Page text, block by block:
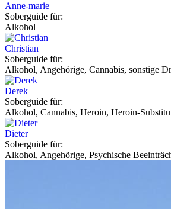
Anne-marie
Soberguide für:
Alkohol
Christian
Soberguide für:
Alkohol, Angehörige, Cannabis, sonstige
Derek
Soberguide für:
Alkohol, Cannabis, Heroin, Heroin-
Dieter
Soberguide für:
Alkohol, Angehörige, Psychische